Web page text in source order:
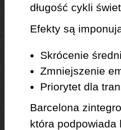
długość cykli
Efekty są
Skrócenie
Zmniejszenie
Priorytet dla
Barcelona
która